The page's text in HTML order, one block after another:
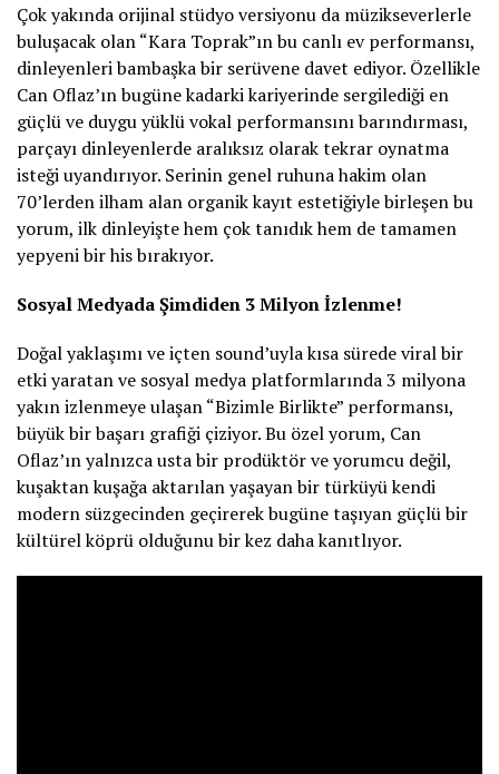
Çok yakında orijinal stüdyo versiyonu da müzikseverlerle
buluşacak olan “Kara Toprak”ın bu canlı ev performansı,
dinleyenleri bambaşka bir serüvene davet ediyor. Özellikle
Can Oflaz’ın bugüne kadarki kariyerinde sergilediği en
güçlü ve duygu yüklü vokal performansını barındırması,
parçayı dinleyenlerde aralıksız olarak tekrar oynatma
isteği uyandırıyor. Serinin genel ruhuna hakim olan
70’lerden ilham alan organik kayıt estetiğiyle birleşen bu
yorum, ilk dinleyişte hem çok tanıdık hem de tamamen
yepyeni bir his bırakıyor.
Sosyal Medyada Şimdiden 3 Milyon İzlenme!
Doğal yaklaşımı ve içten sound’uyla kısa sürede viral bir
etki yaratan ve sosyal medya platformlarında 3 milyona
yakın izlenmeye ulaşan “Bizimle Birlikte” performansı,
büyük bir başarı grafiği çiziyor. Bu özel yorum, Can
Oflaz’ın yalnızca usta bir prodüktör ve yorumcu değil,
kuşaktan kuşağa aktarılan yaşayan bir türküyü kendi
modern süzgecinden geçirerek bugüne taşıyan güçlü bir
kültürel köprü olduğunu bir kez daha kanıtlıyor.